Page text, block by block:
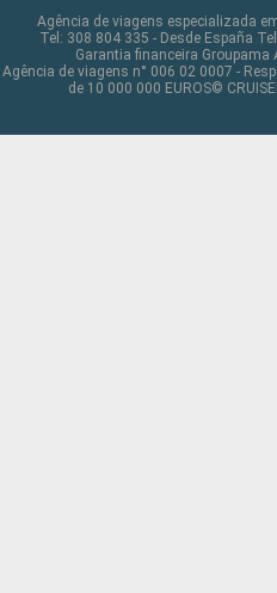
Agência de viagens especializada
Tel: 308 804 335 - Desde España
Garantia financeira
Agência de viagens n° 006 02 0007 -
de 10 000 000 EUROS©